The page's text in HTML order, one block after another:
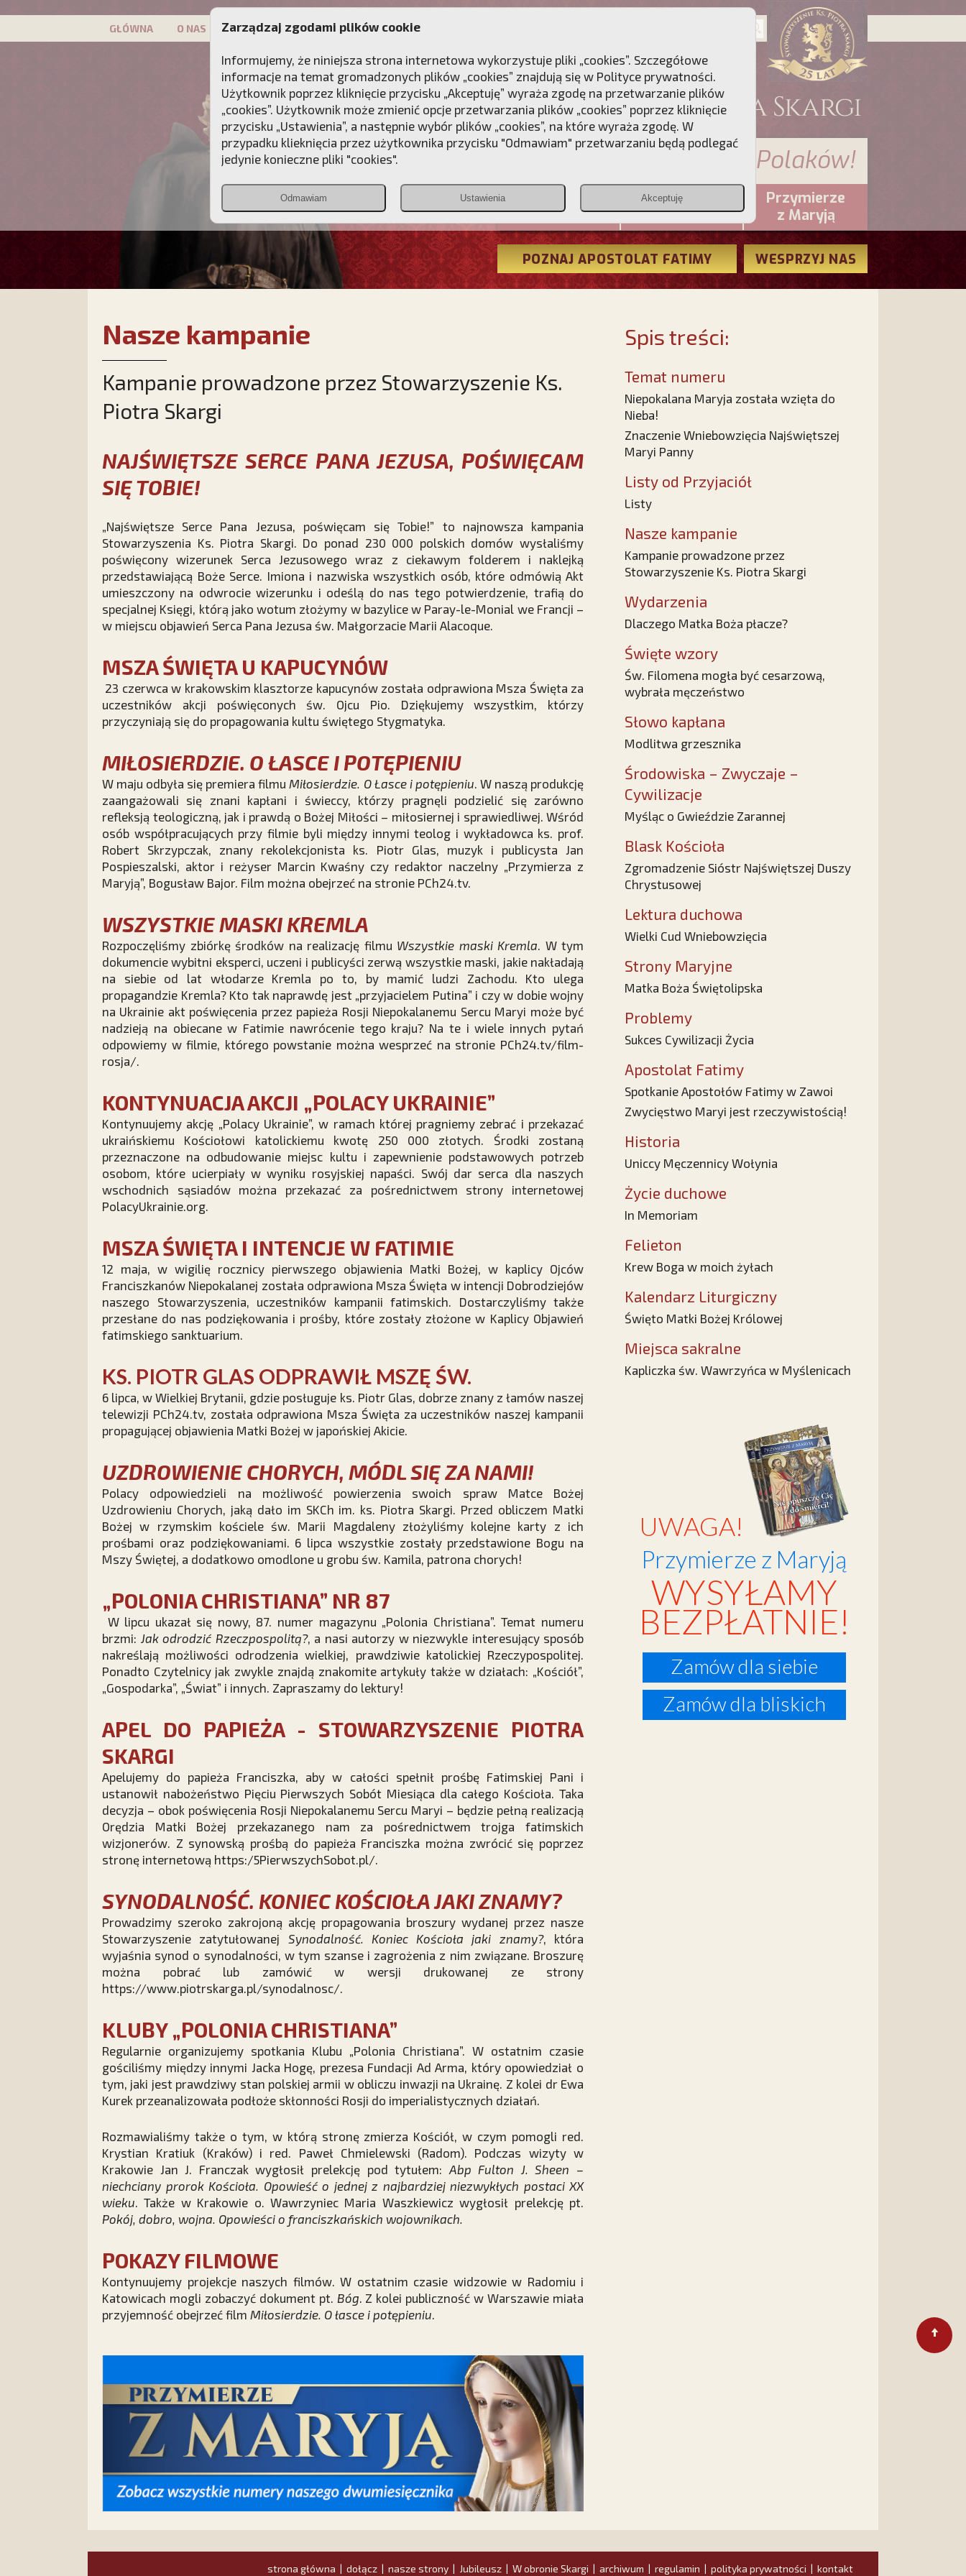
GŁÓWNA O NAS PATRON KAMPANIE DLA DUSZY
Przebudźmy sumienia Polaków!
Christiana
PCh24.pl
Przymierze
z Maryją
POZNAJ APOSTOLAT FATIMY WESPRZYJ NAS
Nasze kampanie
Kampanie prowadzone przez Stowarzyszenie Ks.
Piotra Skargi
NAJŚWIĘTSZE SERCE PANA JEZUSA, POŚWIĘCAM
SIĘ TOBIE!
„Najświętsze Serce Pana Jezusa, poświęcam się Tobie!” to najnowsza kampania
Stowarzyszenia Ks. Piotra Skargi. Do ponad 230 000 polskich domów wysłaliśmy
poświęcony wizerunek Serca Jezusowego wraz z ciekawym folderem i naklejką
przedstawiającą Boże Serce. Imiona i nazwiska wszystkich osób, które odmówią Akt
umieszczony na odwrocie wizerunku i odeślą do nas tego potwierdzenie, trafią do
specjalnej Księgi, którą jako wotum złożymy w bazylice w Paray-le-Monial we Francji –
w miejscu objawień Serca Pana Jezusa św. Małgorzacie Marii Alacoque.
MSZA ŚWIĘTA U KAPUCYNÓW
23 czerwca w krakowskim klasztorze kapucynów została odprawiona Msza Święta za
uczestników akcji poświęconych św. Ojcu Pio. Dziękujemy wszystkim, którzy
przyczyniają się do propagowania kultu świętego Stygmatyka.
MIŁOSIERDZIE. O ŁASCE I POTĘPIENIU
W maju odbyła się premiera filmuMiłosierdzie. O Łasce i potępieniu. W naszą produkcję
zaangażowali się znani kapłani i świeccy, którzy pragnęli podzielić się zarówno
refleksją teologiczną, jak i prawdą o Bożej Miłości – miłosiernej i sprawiedliwej. Wśród
osób współpracujących przy filmie byli między innymi teolog i wykładowca ks. prof.
Robert Skrzypczak, znany rekolekcjonista ks. Piotr Glas, muzyk i publicysta Jan
Pospieszalski, aktor i reżyser Marcin Kwaśny czy redaktor naczelny „Przymierza z
Maryją”, Bogusław Bajor. Film można obejrzeć na stronie PCh24.tv.
WSZYSTKIE MASKI KREMLA
Rozpoczęliśmy zbiórkę środków na realizację filmu Wszystkie maski Kremla. W tym
dokumencie wybitni eksperci, uczeni i publicyści zerwą wszystkie maski, jakie nakładają
na siebie od lat włodarze Kremla po to, by mamić ludzi Zachodu. Kto ulega
propagandzie Kremla? Kto tak naprawdę jest „przyjacielem Putina” i czy w dobie wojny
na Ukrainie akt poświęcenia przez papieża Rosji Niepokalanemu Sercu Maryi może być
nadzieją na obiecane w Fatimie nawrócenie tego kraju? Na te i wiele innych pytań
odpowiemy w filmie, którego powstanie można wesprzeć na stronie PCh24.tv/film-
rosja/.
KONTYNUACJA AKCJI „POLACY UKRAINIE”
Kontynuujemy akcję „Polacy Ukrainie”, w ramach której pragniemy zebrać i przekazać
ukraińskiemu Kościołowi katolickiemu kwotę 250 000 złotych. Środki zostaną
przeznaczone na odbudowanie miejsc kultu i zapewnienie podstawowych potrzeb
osobom, które ucierpiały w wyniku rosyjskiej napaści. Swój dar serca dla naszych
wschodnich sąsiadów można przekazać za pośrednictwem strony internetowej
PolacyUkrainie.org.
MSZA ŚWIĘTA I INTENCJE W FATIMIE
12 maja, w wigilię rocznicy pierwszego objawienia Matki Bożej, w kaplicy Ojców
Franciszkanów Niepokalanej została odprawiona Msza Święta w intencji Dobrodziejów
naszego Stowarzyszenia, uczestników kampanii fatimskich. Dostarczyliśmy także
przesłane do nas podziękowania i prośby, które zostały złożone w Kaplicy Objawień
fatimskiego sanktuarium.
KS. PIOTR GLAS ODPRAWIŁ MSZĘ ŚW.
6 lipca, w Wielkiej Brytanii, gdzie posługuje ks. Piotr Glas, dobrze znany z łamów naszej
telewizji PCh24.tv, została odprawiona Msza Święta za uczestników naszej kampanii
propagującej objawienia Matki Bożej w japońskiej Akicie.
UZDROWIENIE CHORYCH, MÓDL SIĘ ZA NAMI!
Polacy odpowiedzieli na możliwość powierzenia swoich spraw Matce Bożej
Uzdrowieniu Chorych, jaką dało im SKCh im. ks. Piotra Skargi. Przed obliczem Matki
Bożej w rzymskim kościele św. Marii Magdaleny złożyliśmy kolejne karty z ich
prośbami oraz podziękowaniami. 6 lipca wszystkie zostały przedstawione Bogu na
Mszy Świętej, a dodatkowo omodlone u grobu św. Kamila, patrona chorych!
„POLONIA CHRISTIANA” NR 87
W lipcu ukazał się nowy, 87. numer magazynu „Polonia Christiana”. Temat numeru
brzmi: Jak odrodzić Rzeczpospolitą?, a nasi autorzy w niezwykle interesujący sposób
nakreślają możliwości odrodzenia wielkiej, prawdziwie katolickiej Rzeczypospolitej.
Ponadto Czytelnicy jak zwykle znajdą znakomite artykuły także w działach: „Kościół”,
„Gospodarka”, „Świat” i innych. Zapraszamy do lektury!
APEL DO PAPIEŻA - STOWARZYSZENIE PIOTRA
SKARGI
Apelujemy do papieża Franciszka, aby w całości spełnił prośbę Fatimskiej Pani i
ustanowił nabożeństwo Pięciu Pierwszych Sobót Miesiąca dla całego Kościoła. Taka
decyzja – obok poświęcenia Rosji Niepokalanemu Sercu Maryi – będzie pełną realizacją
Orędzia Matki Bożej przekazanego nam za pośrednictwem trojga fatimskich
wizjonerów. Z synowską prośbą do papieża Franciszka można zwrócić się poprzez
stronę internetową https:/5PierwszychSobot.pl/.
SYNODALNOŚĆ. KONIEC KOŚCIOŁA JAKI ZNAMY?
Prowadzimy szeroko zakrojoną akcję propagowania broszury wydanej przez nasze
Stowarzyszenie zatytułowanej Synodalność. Koniec Kościoła jaki znamy?, która
wyjaśnia synod o synodalności, w tym szanse i zagrożenia z nim związane. Broszurę
można pobrać lub zamówić w wersji drukowanej ze strony
https://www.piotrskarga.pl/synodalnosc/.
KLUBY „POLONIA CHRISTIANA”
Regularnie organizujemy spotkania Klubu „Polonia Christiana”. W ostatnim czasie
gościliśmy między innymi Jacka Hogę, prezesa Fundacji Ad Arma, który opowiedział o
tym, jaki jest prawdziwy stan polskiej armii w obliczu inwazji na Ukrainę. Z kolei dr Ewa
Kurek przeanalizowała podłoże skłonności Rosji do imperialistycznych działań.
Rozmawialiśmy także o tym, w którą stronę zmierza Kościół, w czym pomogli red.
Krystian Kratiuk (Kraków) i red. Paweł Chmielewski (Radom). Podczas wizyty w
Krakowie Jan J. Franczak wygłosił prelekcję pod tytułem: Abp Fulton J. Sheen –
niechciany prorok Kościoła. Opowieść o jednej z najbardziej niezwykłych postaci XX
wieku. Także w Krakowie o. Wawrzyniec Maria Waszkiewicz wygłosił prelekcję pt.
Pokój, dobro, wojna. Opowieści o franciszkańskich wojownikach.
POKAZY FILMOWE
Kontynuujemy projekcje naszych filmów. W ostatnim czasie widzowie w Radomiu i
Katowicach mogli zobaczyć dokument pt. Bóg. Z kolei publiczność w Warszawie miała
przyjemność obejrzeć film Miłosierdzie. O łasce i potępieniu.
Spis treści:
Temat numeru
Niepokalana Maryja została wzięta do
Nieba!
Znaczenie Wniebowzięcia Najświętszej
Maryi Panny
Listy od Przyjaciół
Listy
Nasze kampanie
Kampanie prowadzone przez
Stowarzyszenie Ks. Piotra Skargi
Wydarzenia
Dlaczego Matka Boża płacze?
Święte wzory
Św. Filomena mogła być cesarzową,
wybrała męczeństwo
Słowo kapłana
Modlitwa grzesznika
Środowiska – Zwyczaje –
Cywilizacje
Myśląc o Gwieździe Zarannej
Blask Kościoła
Zgromadzenie Sióstr Najświętszej Duszy
Chrystusowej
Lektura duchowa
Wielki Cud Wniebowzięcia
Strony Maryjne
Matka Boża Świętolipska
Problemy
Sukces Cywilizacji Życia
Apostolat Fatimy
Spotkanie Apostołów Fatimy w Zawoi
Zwycięstwo Maryi jest rzeczywistością!
Historia
Uniccy Męczennicy Wołynia
Życie duchowe
In Memoriam
Felieton
Krew Boga w moich żyłach
Kalendarz Liturgiczny
Święto Matki Bożej Królowej
Miejsca sakralne
Kapliczka św. Wawrzyńca w Myślenicach
UWAGA!
Przymierze z Maryją
WYSYŁAMY
BEZPŁATNIE!
Zamów dla siebie
Zamów dla bliskich
strona główna dołącz nasze strony Jubileusz W obronie Skargi archiwum regulamin polityka prywatności kontakt
Zarządzaj zgodami plików cookie
Informujemy, że niniejsza strona internetowa wykorzystuje pliki „cookies”. Szczegółowe
informacje na temat gromadzonych plików „cookies” znajdują się w Polityce prywatności.
Użytkownik poprzez kliknięcie przycisku „Akceptuję” wyraża zgodę na przetwarzanie plików
„cookies”. Użytkownik może zmienić opcje przetwarzania plików „cookies” poprzez kliknięcie
przycisku „Ustawienia”, a następnie wybór plików „cookies”, na które wyraża zgodę. W
przypadku klieknięcia przez użytkownika przycisku "Odmawiam" przetwarzaniu będą podlegać
jedynie konieczne pliki "cookies".
Odmawiam Ustawienia Akceptuję